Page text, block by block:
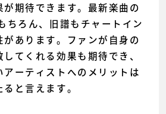
期待できます。最新楽曲の
ちろん、旧譜もチャートイン
があります。ファンが自身の
てくれる効果も期待でき、
ーティストへのメリットは
と言えます。